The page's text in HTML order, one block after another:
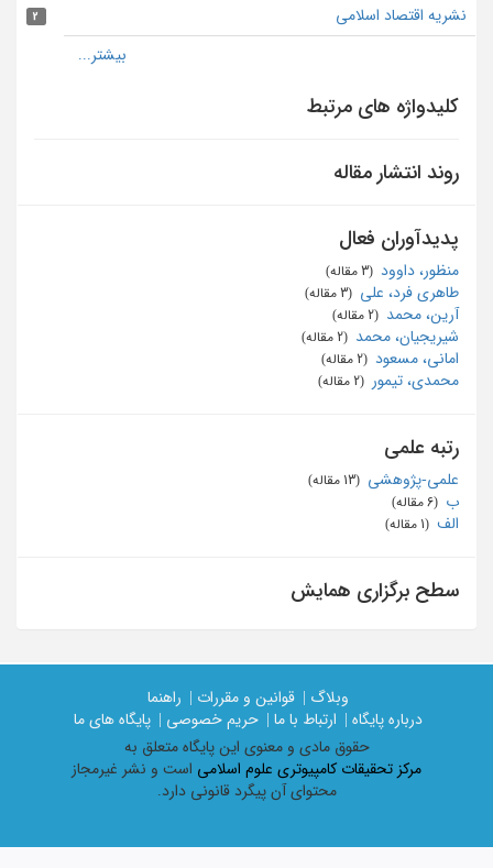
نشریه اقتصاد اسلامی
کلیدواژه های مرتبط
روند انتشار مقاله
پدیدآوران فعال
منظور، داوود
طاهری فرد، علی
آرین، محمد
شیریجیان، محمد
امانی، مسعود
محمدی، تیمور
رتبه علمی
علمی-پژوهشی
ب
الف
سطح برگزاری همایش
وبلاگ | قوانین و مقررات |
راهنما
درباره پایگاه |
ارتباط با ما | حریم خصوصی |
پایگاه های ما
حقوق مادی و معنوی اين پايگاه متعلق به
مرکز تحقیقات کامپیوتری علوم اسلامی است و نشر غیرمجاز
محتوای آن پیگرد قانونی دارد.